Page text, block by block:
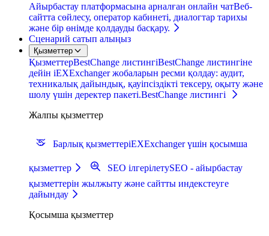
Айырбастау платформасына арналған онлайн чатВеб-
сайтта сөйлесу, оператор кабинеті, диалогтар тарихы
және бір өнімде қолдауды басқару.
Сценарий сатып алыңыз
Қызметтер
ҚызметтерBestChange листингіBestChange листингіне
дейін iEXExchanger жобаларын ресми қолдау: аудит,
техникалық дайындық, қауіпсіздікті тексеру, оқыту және
шолу үшін деректер пакеті.BestChange листингі
Жалпы қызметтер
Барлық қызметтерiEXExchanger үшін қосымша
қызметтер SEO ілгерілетуSEO - айырбастау
қызметтерін жылжыту және сайтты индекстеуге
дайындау
Қосымша қызметтер